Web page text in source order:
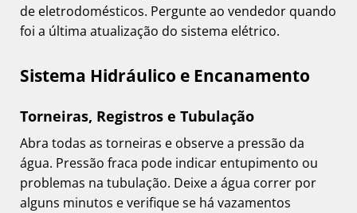
de eletrodomésticos. Pergunte ao vendedor quando
foi a última atualização do sistema elétrico.
Sistema Hidráulico e Encanamento
Torneiras, Registros e Tubulação
Abra todas as torneiras e observe a pressão da
água. Pressão fraca pode indicar entupimento ou
problemas na tubulação. Deixe a água correr por
alguns minutos e verifique se há vazamentos